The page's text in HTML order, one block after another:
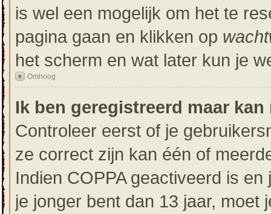
is wel een mogelijk om het te
pagina gaan en klikken op
het scherm en wat later kun je
Omhoog
Ik ben geregistreerd maar
Controleer eerst of je
ze correct zijn kan één of
Indien COPPA geactiveerd is
je jonger bent dan 13 jaar, moet